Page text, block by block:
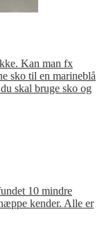
Kan man fx
sko til en marineblå
skal bruge sko og
10 mindre
kender. Alle er